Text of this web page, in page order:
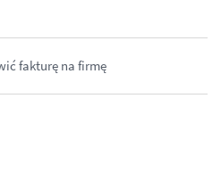
fakturę na firmę